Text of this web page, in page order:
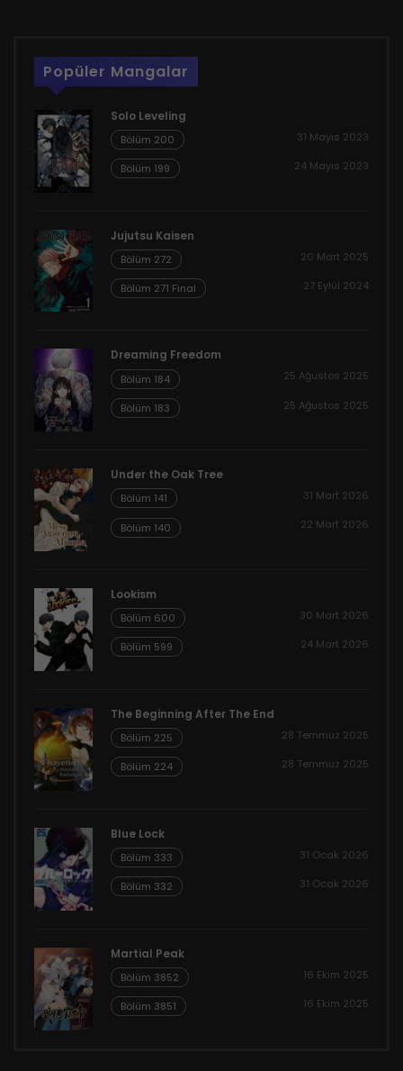
Popüler Mangalar
Solo Leveling
Bölüm 200 31 Mayıs 2023
Bölüm 199 24 Mayıs 2023
Jujutsu Kaisen
Bölüm 272 20 Mart 2025
Bölüm 271 Final 27 Eylül 2024
Dreaming Freedom
Bölüm 184 25 Ağustos 2025
Bölüm 183 25 Ağustos 2025
Under the Oak Tree
Bölüm 141 31 Mart 2026
Bölüm 140 22 Mart 2026
Lookism
Bölüm 600 30 Mart 2026
Bölüm 599 24 Mart 2026
The Beginning After The End
Bölüm 225 28 Temmuz 2025
Bölüm 224 28 Temmuz 2025
Blue Lock
Bölüm 333 31 Ocak 2026
Bölüm 332 31 Ocak 2026
Martial Peak
Bölüm 3852 16 Ekim 2025
Bölüm 3851 16 Ekim 2025